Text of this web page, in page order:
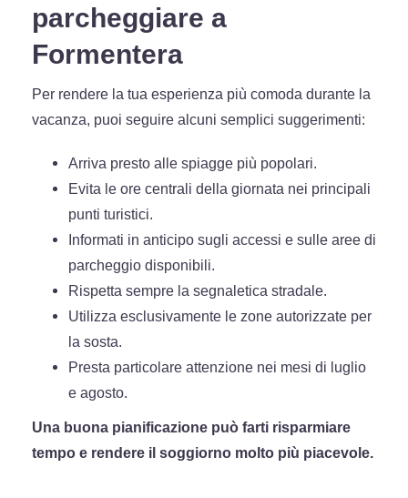
parcheggiare a
Formentera
Per rendere la tua esperienza più comoda durante la
vacanza, puoi seguire alcuni semplici suggerimenti:
Arriva presto alle spiagge più popolari.
Evita le ore centrali della giornata nei principali
punti turistici.
Informati in anticipo sugli accessi e sulle aree di
parcheggio disponibili.
Rispetta sempre la segnaletica stradale.
Utilizza esclusivamente le zone autorizzate per
la sosta.
Presta particolare attenzione nei mesi di luglio
e agosto.
Una buona pianificazione può farti risparmiare
tempo e rendere il soggiorno molto più piacevole.